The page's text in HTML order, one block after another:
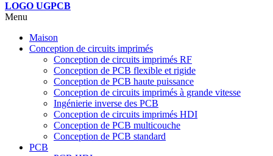
LOGO UGPCB
Menu
Maison
Conception de circuits imprimés
Conception de circuits imprimés RF
Conception de PCB flexible et rigide
Conception de PCB haute puissance
Conception de circuits imprimés à grande vitesse
Ingénierie inverse des PCB
Conception de circuits imprimés HDI
Conception de PCB multicouche
Conception de PCB standard
PCB